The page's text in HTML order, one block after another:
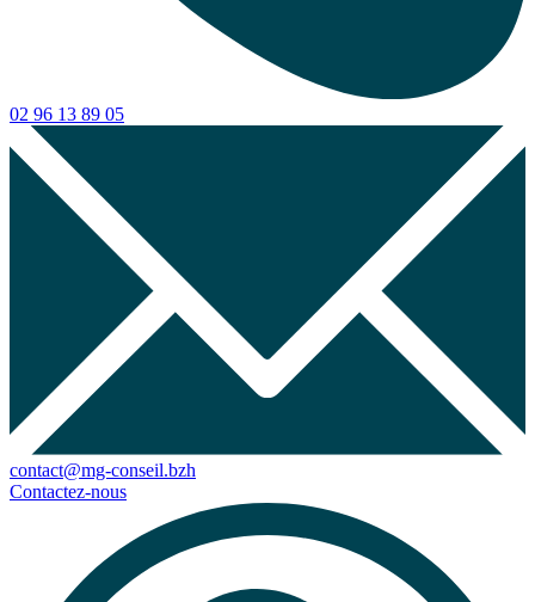
02 96 13 89 05
contact@mg-conseil.bzh
Contactez-nous